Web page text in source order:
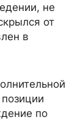
не
от
в
по